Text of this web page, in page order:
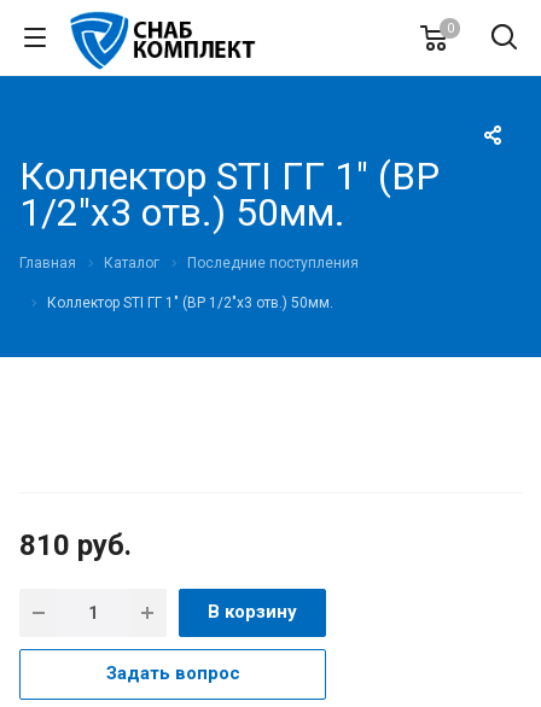
0
Коллектор STI ГГ 1" (ВР
1/2"х3 отв.) 50мм.
Главная Каталог Последние поступления
Коллектор STI ГГ 1" (ВР 1/2"х3 отв.) 50мм.
810 руб.
В корзину
Задать вопрос